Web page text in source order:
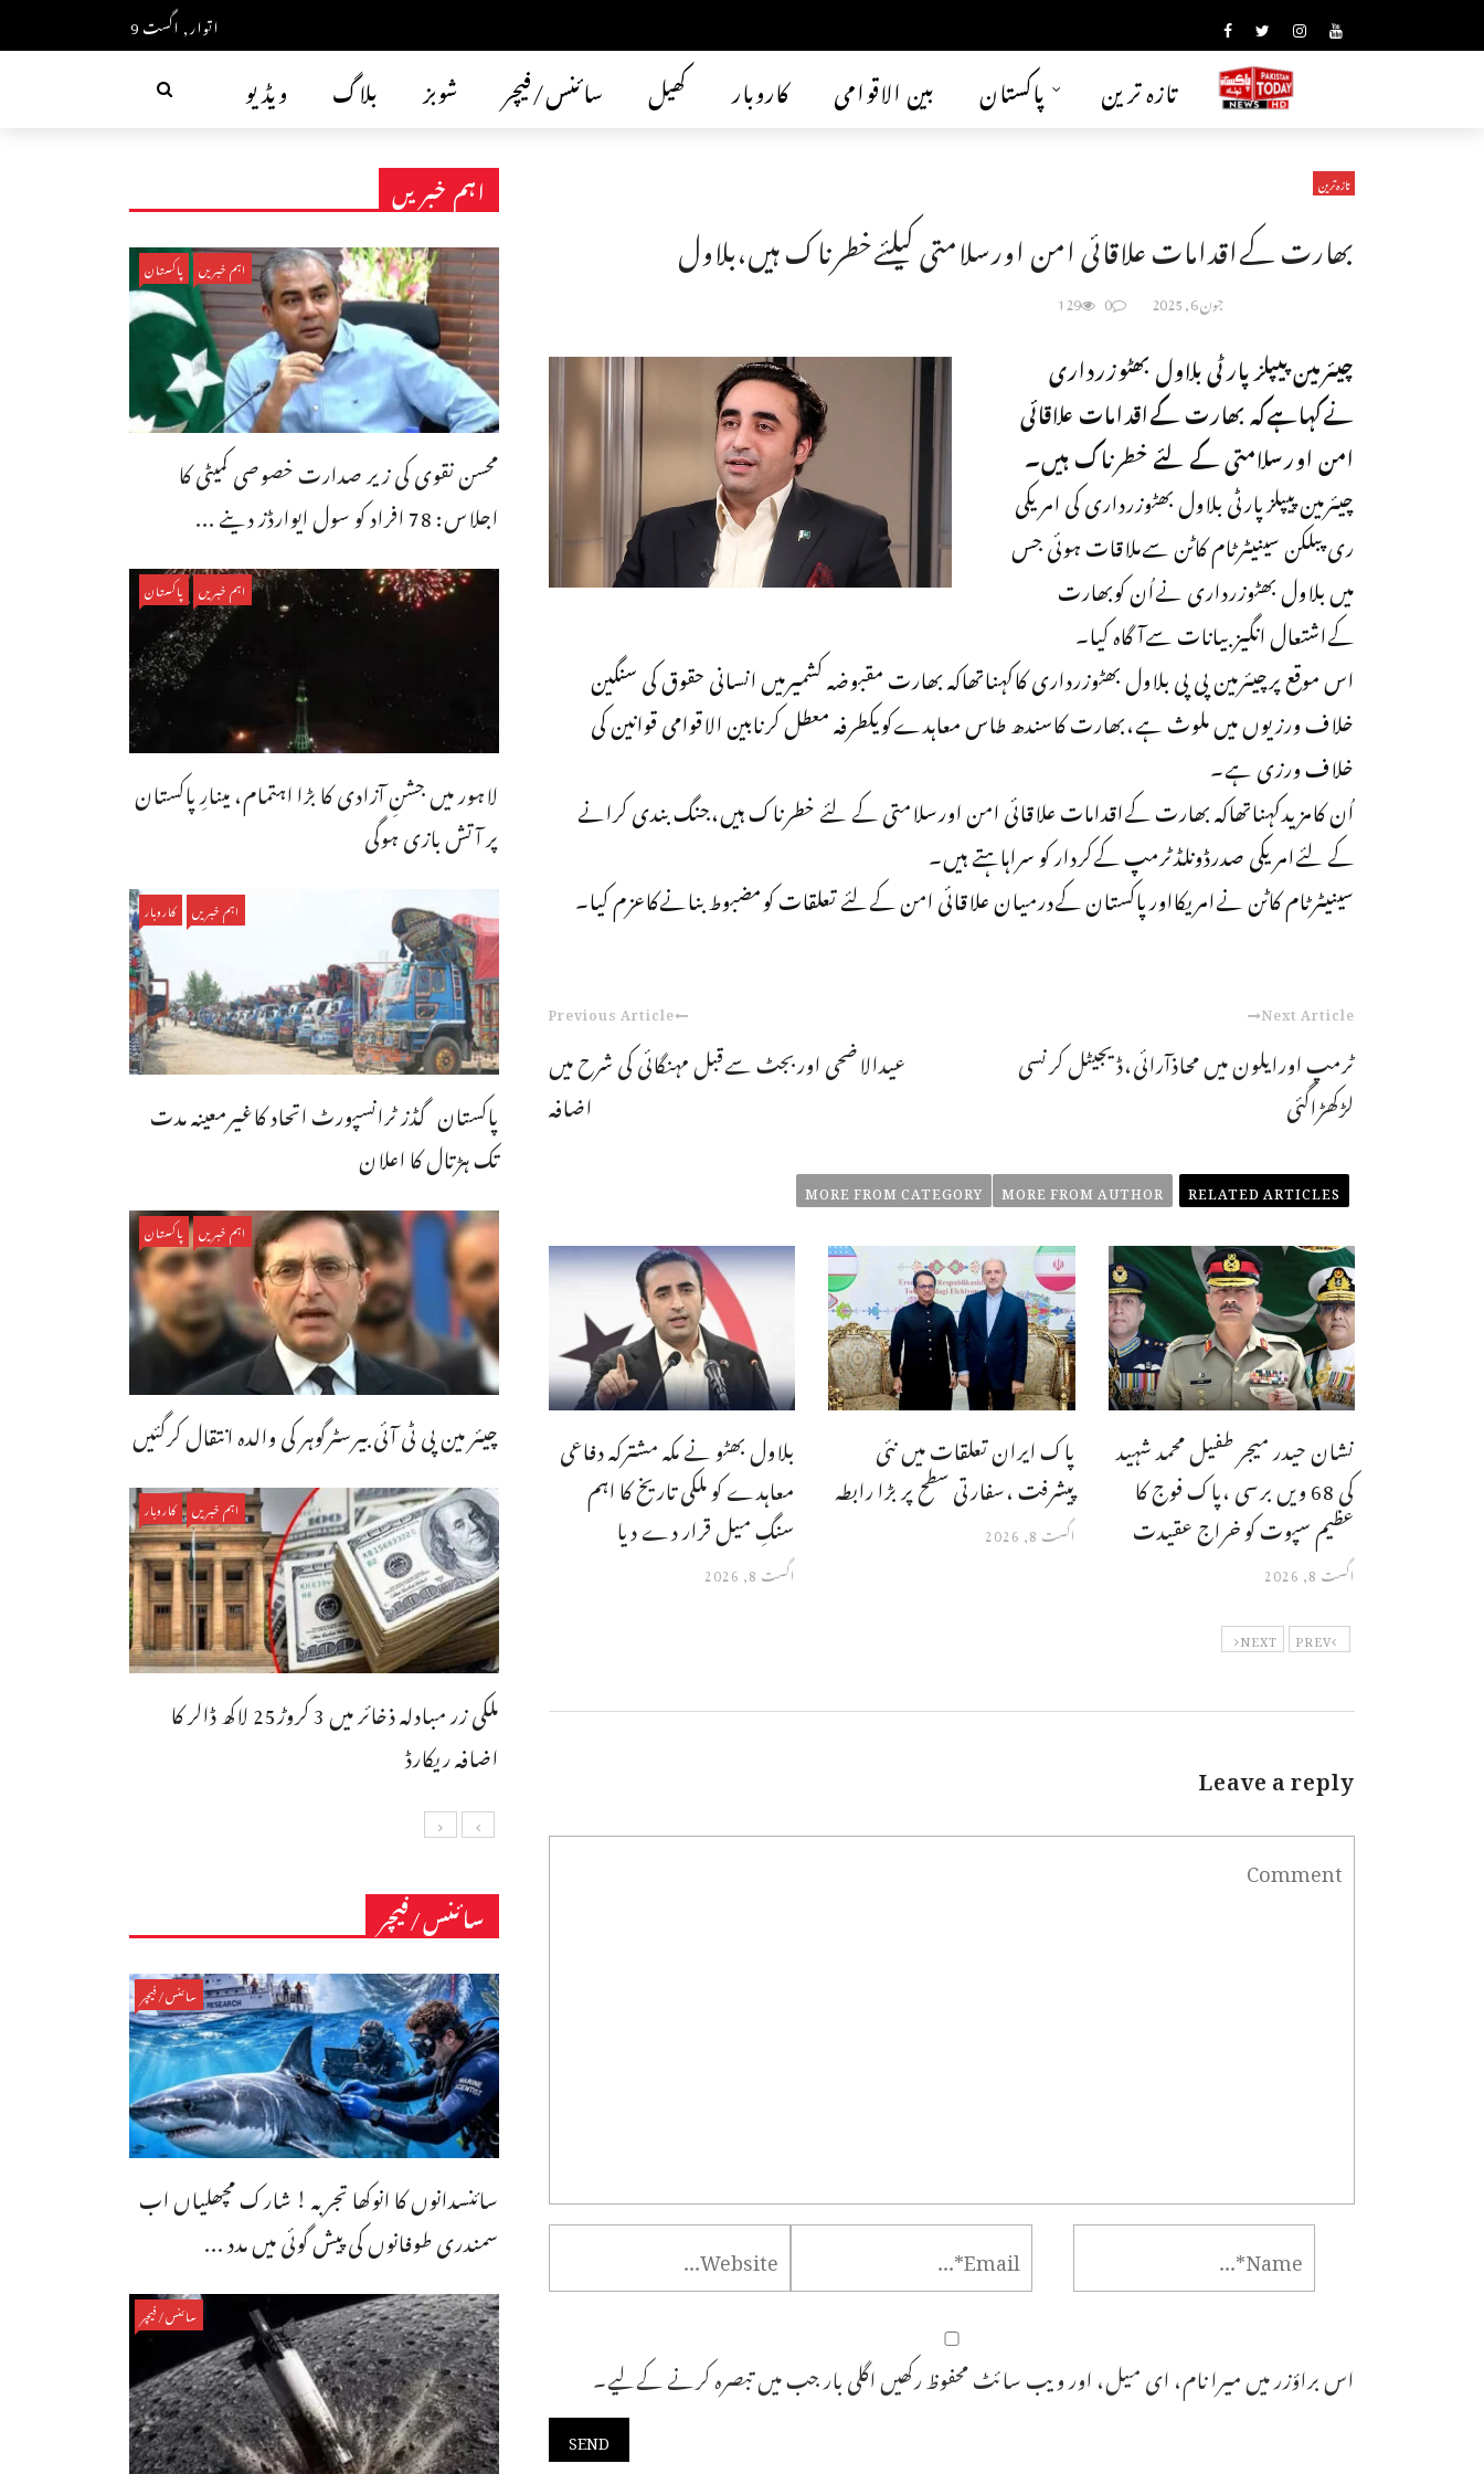
اتوار, اگست 9
ویڈیو بلاگ شوبز سائنس/فیچر کھیل کاروبار بین الاقوامی پاکستان تازہ ترین
تازہ ترین
بھارت کےاقدامات علاقائی امن اورسلامتی کیلئےخطرناک ہیں،بلاول
جون 6, 2025 0
129
چیئرمین پیپلزپارٹی بلاول بھٹوزرداری
نےکہاہےکہ بھارت کےاقدامات علاقائی
امن اورسلامتی کےلئے خطرناک ہیں۔
چیئرمین پیپلزپارٹی بلاول بھٹوزرداری کی امریکی
ری پبلکن سینیٹرٹام کاٹن سےملاقات ہوئی جس
میں بلاول بھٹوزرداری نےاُن کوبھارت
کےاشتعال انگیزبیانات سےآگاہ کیا۔
اس موقع پرچیئرمین پی پی بلاول بھٹوزرداری کاکہناتھاکہ بھارت مقبوضہ کشمیرمیں انسانی حقوق کی سنگین
خلاف ورزیوں میں ملوث ہے،بھارت کاسندھ طاس معاہدےکویکطرفہ معطل کرنابین الاقوامی قوانین کی
خلاف ورزی ہے۔
اُن کامزیدکہناتھاکہ بھارت کےاقدامات علاقائی امن اورسلامتی کے لئے خطرناک ہیں،جنگ بندی کرانے
کے لئےامریکی صدرڈونلڈٹرمپ کےکردار کو سراہاہتے ہیں۔
سینیٹرٹام کاٹن نےامریکااورپاکستان کےدرمیان علاقائی امن کےلئے تعلقات کومضبوط بنانےکاعزم کیا۔
Previous Article
عیدالاضحی اوربجٹ سےقبل مہنگائی کی شرح میں
اضافہ
Next Article
ٹرمپ اورایلون میں محاذآرائی،ڈیجیٹل کرنسی
لڑکھڑاگئی
RELATED ARTICLES
MORE FROM AUTHOR
MORE FROM CATEGORY
بلاول بھٹو نے مکہ مشترکہ دفاعی
معاہدے کو ملکی تاریخ کا اہم
سنگِ میل قرار دے دیا
اگست 8, 2026
پاک ایران تعلقات میں نئی
پیشرفت ،سفارتی سطح پر بڑا رابطہ
اگست 8, 2026
نشان حیدر میجر طفیل محمد شہید
کی 68 ویں برسی ،پاک فوج کا
عظیم سپوت کو خراج عقیدت
اگست 8, 2026
PREV
NEXT
Leave a reply
اس براؤزر میں میرا نام، ای میل، اور ویب سائٹ محفوظ رکھیں اگلی بار جب میں تبصرہ کرنے کےلیے۔
اہم خبریں
اہم خبریں پاکستان
محسن نقوی کی زیر صدارت خصوصی کمیٹی کا
اجلاس: 78 افراد کو سول ایوارڈز دینے ...
اہم خبریں پاکستان
لاہور میں جشنِ آزادی کا بڑا اہتمام، مینارِ پاکستان
پر آتش بازی ہوگی
اہم خبریں کاروبار
پاکستان گڈز ٹرانسپورٹ اتحاد کاغیرمعینہ مدت
تک ہڑتال کا اعلان
اہم خبریں پاکستان
چیئر مین پی ٹی آئی بیرسٹرگوہر کی والدہ انتقال کرگئیں
اہم خبریں کاروبار
ملکی زر مبادلہ ذخائر میں 3 کروڑ25 لاکھ ڈالر کا
اضافہ ریکارڈ
سائنس/فیچر
سائنس/فیچر
سائنسدانوں کا انوکھا تجربہ ! شارک مچھلیاں اب
سمندری طوفانوں کی پیش گوئی میں مدد ...
سائنس/فیچر